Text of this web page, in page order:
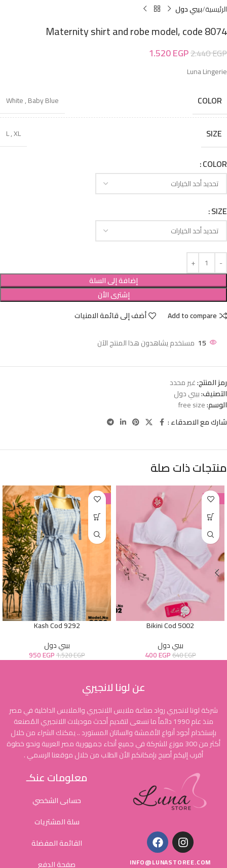
الرئيسية بيبي دول
Maternity shirt and robe model, code 8074
2.440EGP
1.520EGP
Luna Lingerie
COLOR
White,Baby Blue
SIZE
L,XL
COLOR
SIZE
إضافة إلى السلة
إشترى الأن
Add to compare
أضف إلى قائمة الامنيات
15 مستخدم يشاهدون هذا المنتج الآن
رمز المنتج:غير محدد
التصنيف:بيبي دول
الوسم:free size
شارك مع الاصدقاء :
منتجات ذات صلة
-38%
Bikini Cod 5002
بيبي دول
640EGP
400EGP
-38%
Kash Cod 9292
بيبي دول
1.520EGP
950EGP
عن لونا لانجيري
شركة لونا لانجيري رواد صناعة ملابس اللانجيري والملابس الداخلية في مصر
منذ عام 1990 دائماً ما نسعى لتقديم أحدث موديلات اللانجيري المُصنعة
بإستخدام أجود أنواع الأقمشة والساتان المستورد .. يمكنك الشراء من خلال
أكثر من 300 موزع للشركة في جميع أنحاء جمهورية مصر العربية ونحو خطوة
أقرب إليكم أصبح بإمكانكم الأن الطلب من خلال موقعنا الرسمي .
INFO@LUNASTOREE.COM
معلومات عنكـ
حسابى الشخصي
سلة المشتريات
القائمة المفضلة
صفحة الدفع